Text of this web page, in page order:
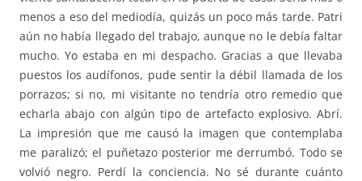
menos a eso del mediodía, quizás un poco más tarde. Patri
aún no había llegado del trabajo, aunque no le debía faltar
mucho. Yo estaba en mi despacho. Gracias a que llevaba
puestos los audífonos, pude sentir la débil llamada de los
porrazos; si no, mi visitante no tendría otro remedio que
echarla abajo con algún tipo de artefacto explosivo. Abrí.
La impresión que me causó la imagen que contemplaba
me paralizó; el puñetazo posterior me derrumbó. Todo se
volvió negro. Perdí la conciencia. No sé durante cuánto